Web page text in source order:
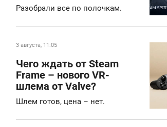
Разобрали все по полочкам.
3 августа, 11:05
Чего ждать от Steam
Frame – нового VR-
шлема от Valve?
Шлем готов, цена – нет.